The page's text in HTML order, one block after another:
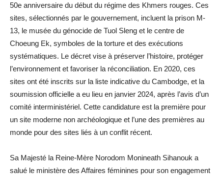
50e anniversaire du début du régime des Khmers rouges. Ces
sites, sélectionnés par le gouvernement, incluent la prison M-
13, le musée du génocide de Tuol Sleng et le centre de
Choeung Ek, symboles de la torture et des exécutions
systématiques. Le décret vise à préserver l’histoire, protéger
l’environnement et favoriser la réconciliation. En 2020, ces
sites ont été inscrits sur la liste indicative du Cambodge, et la
soumission officielle a eu lieu en janvier 2024, après l’avis d’un
comité interministériel. Cette candidature est la première pour
un site moderne non archéologique et l’une des premières au
monde pour des sites liés à un conflit récent.
Sa Majesté la Reine-Mère Norodom Monineath Sihanouk a
salué le ministère des Affaires féminines pour son engagement